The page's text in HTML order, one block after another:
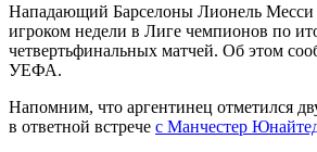
Нападающий Барселоны Лионель
игроком недели в Лиге чемпионов по
четвертьфинальных матчей. Об этом
УЕФА.
Напомним, что аргентинец отметился
в ответной встрече с Манчестер